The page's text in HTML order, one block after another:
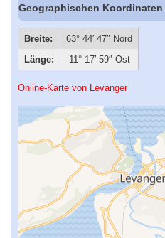
Geographischen Koordinaten
Breite:
63° 44′ 47″ Nord
Länge:
11° 17′ 59″ Ost
Online-Karte von Levanger